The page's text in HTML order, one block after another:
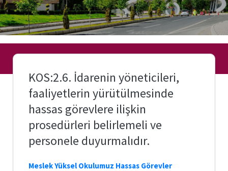
Transkript
Belgesi
Kartlı
Sistemi
Yükleme)
Akademik
Takvim
Evi
Etkinlikler
Bologna
Form ve
Belgeler
KOS:2.6. İdarenin yöneticileri,
faaliyetlerin yürütülmesinde
hassas görevlere ilişkin
prosedürleri belirlemeli ve
personele duyurmalıdır.
Meslek Yüksel Okulumuz Hassas Görevler